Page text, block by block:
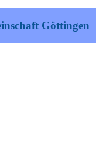
Göttingen